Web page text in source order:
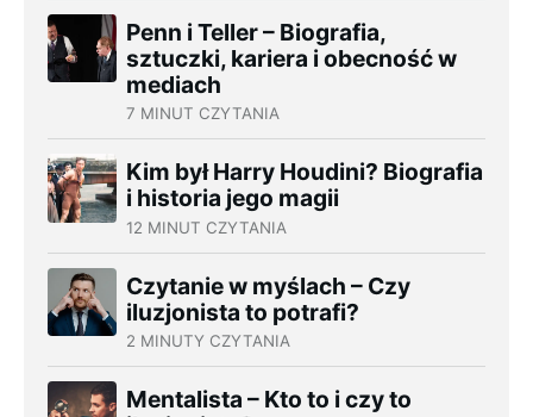
Penn i Teller – Biografia,
sztuczki, kariera i obecność w
mediach
7 MINUT CZYTANIA
Kim był Harry Houdini? Biografia
i historia jego magii
12 MINUT CZYTANIA
Czytanie w myślach – Czy
iluzjonista to potrafi?
2 MINUTY CZYTANIA
Mentalista – Kto to i czy to